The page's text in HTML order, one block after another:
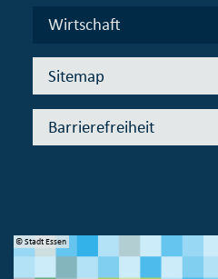
Wirtschaft
Sitemap
Barrierefreiheit
© Stadt Essen